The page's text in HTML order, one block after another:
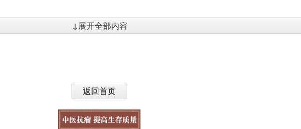
↓展开全部内容
返回首页